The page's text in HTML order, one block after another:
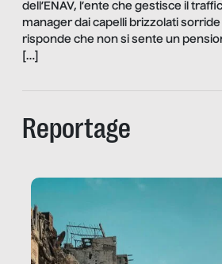
dell’ENAV, l’ente che gestisce il
manager dai capelli brizzolati
risponde che non si sente un
[…]
Reportage